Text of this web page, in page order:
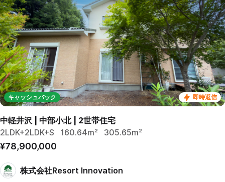
即時返信
キャッシュバック
中軽井沢 | 中部小北 | 2世帯住宅
2LDK+2LDK+S
160.64m² 305.65m²
¥78,900,000
株式会社Resort Innovation